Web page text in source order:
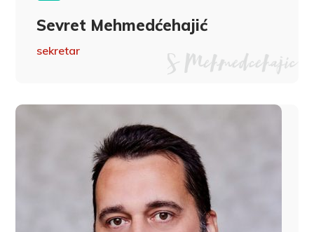
Sevret Mehmedćehajić
sekretar